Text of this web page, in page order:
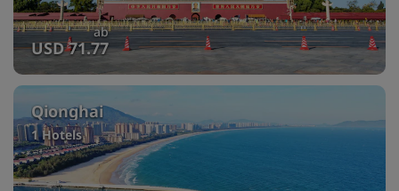
ab
USD 71.77
Qionghai
1 Hotels